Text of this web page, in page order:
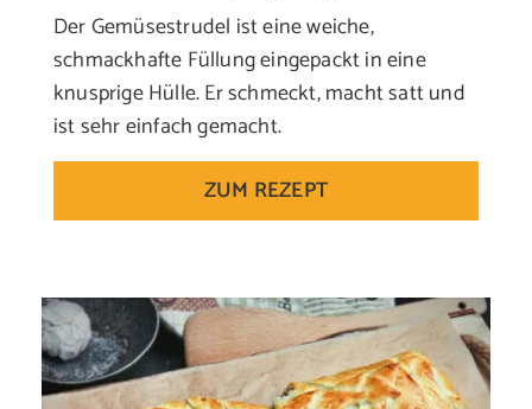
Der Gemüsestrudel ist eine weiche,
schmackhafte Füllung eingepackt in eine
knusprige Hülle. Er schmeckt, macht satt und
ist sehr einfach gemacht.
ZUM REZEPT